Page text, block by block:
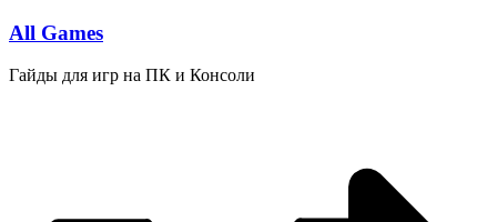
Перейти
содержимому
All Games
Гайды для игр на ПК и Консоли